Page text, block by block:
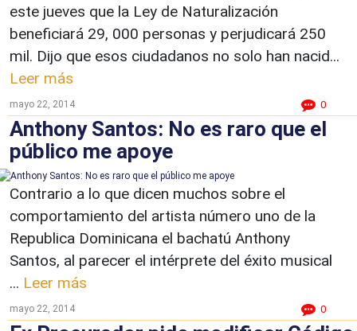
este jueves que la Ley de Naturalización
beneficiará 29, 000 personas y perjudicará 250
mil. Dijo que esos ciudadanos no solo han nacid...
Leer más
mayo 22, 2014 0
Anthony Santos: No es raro que el
público me apoye
Contrario a lo que dicen muchos sobre el
comportamiento del artista número uno de la
Republica Dominicana el bachatú Anthony
Santos, al parecer el intérprete del éxito musical
... Leer más
mayo 22, 2014 0